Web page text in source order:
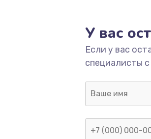
У вас
Если у вас
специалисты